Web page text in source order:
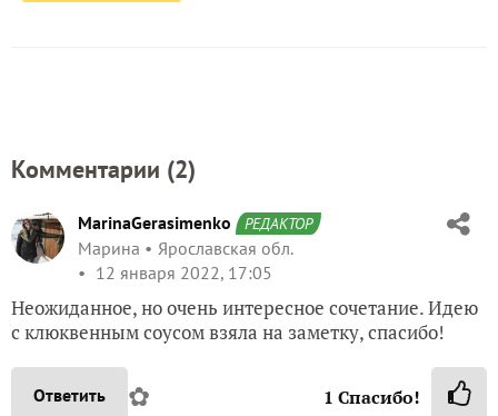
Комментарии (2)
MarinaGerasimenko РЕДАКТОР
Марина
Ярославская обл.
12 января 2022, 17:05
Неожиданное, но очень интересное сочетание. Идею
с клюквенным соусом взяла на заметку, спасибо!
Ответить ✿ 1 Спасибо!